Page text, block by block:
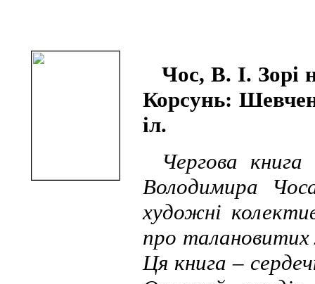
Чос, В. І.
Корсунь:
іл.
Чергова
Володимира
художні
про талановитих
Ця книга –